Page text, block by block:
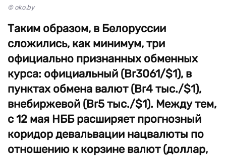
© oko.by
Таким образом, в Белоруссии
сложились, как минимум, три
официально признанных обменных
курса: официальный (Br3061/$1), в
пунктах обмена валют (Br4 тыс./$1),
внебиржевой (Br5 тыс./$1). Между тем,
с 12 мая НББ расширяет прогнозный
коридор девальвации нацвалюты по
отношению к корзине валют (доллар,